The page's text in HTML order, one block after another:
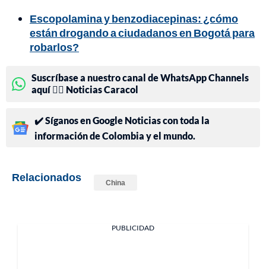
Escopolamina y benzodiacepinas: ¿cómo
están drogando a ciudadanos en Bogotá para
robarlos?
Suscríbase a nuestro canal de WhatsApp Channels
aquí 👉🏻 Noticias Caracol
✔️ Síganos en Google Noticias con toda la
información de Colombia y el mundo.
Relacionados China
PUBLICIDAD